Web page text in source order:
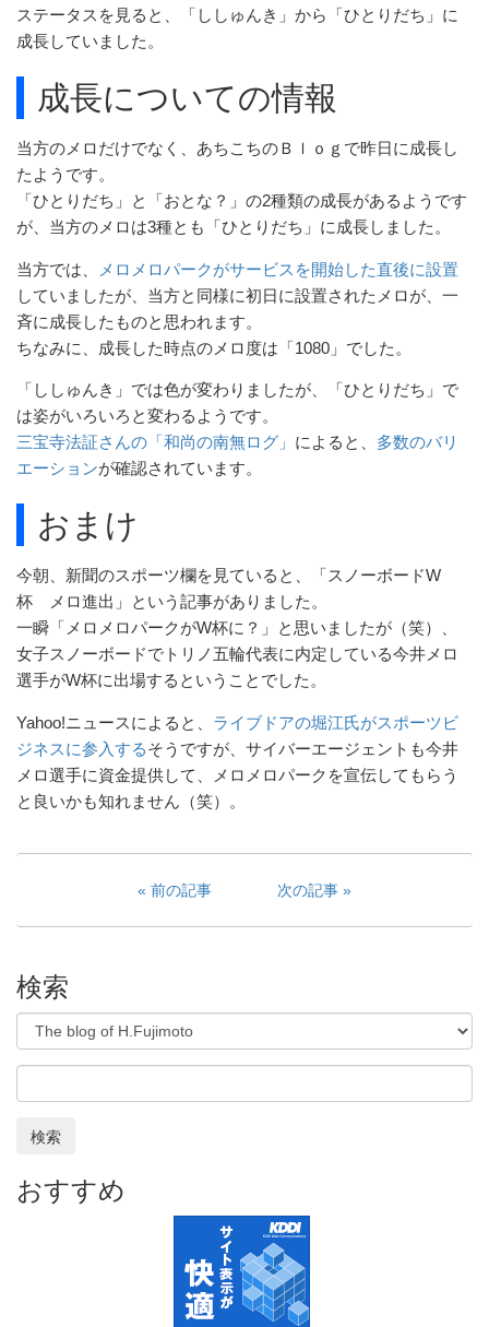
ステータスを見ると、「ししゅんき」から「ひとりだち」に
成長していました。
成長についての情報
当方のメロだけでなく、あちこちのＢｌｏｇで昨日に成長し
たようです。
「ひとりだち」と「おとな？」の2種類の成長があるようです
が、当方のメロは3種とも「ひとりだち」に成長しました。
当方では、
メロメロパークがサービスを開始した直後に設置
していましたが、当方と同様に初日に設置されたメロが、一
斉に成長したものと思われます。
ちなみに、成長した時点のメロ度は「1080」でした。
「ししゅんき」では色が変わりましたが、「ひとりだち」で
は姿がいろいろと変わるようです。
三宝寺法証さんの「和尚の南無ログ」 によると、 多数のバリ
エーションが確認されています。
おまけ
今朝、新聞のスポーツ欄を見ていると、「スノーボードW
杯 メロ進出」という記事がありました。
一瞬「メロメロパークがW杯に？」と思いましたが（笑）、
女子スノーボードでトリノ五輪代表に内定している今井メロ
選手がW杯に出場するということでした。
Yahoo!ニュースによると、 ライブドアの堀江氏がスポーツビ
ジネスに参入するそうですが、サイバーエージェントも今井
メロ選手に資金提供して、メロメロパークを宣伝してもらう
と良いかも知れません（笑）。
前の記事 次の記事
検索
検索
おすすめ